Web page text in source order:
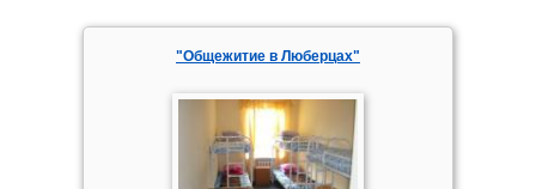
"Общежитие в Люберцах"